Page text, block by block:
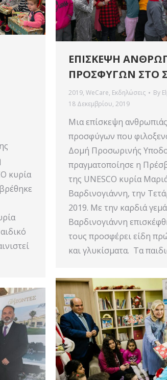
κυρία
ΕΠΙΣΚΕΨΗ
ΠΡΟΣΦΥΓΩΝ ΣΤΟ
2019, WeCare, Εκδηλώσεις By
18 Δεκεμβρίου, 2019
Μια επίσκεψη
προσφύγων που
Δομή Προσωρινής
πραγματοποίησε η
της UNESCO κυρία
Βαρδινογιάννη, την
2019. Με την καρδιά
Βαρδινογιάννη
τους προσφέρει είδη
και γλυκίσματα. Τα